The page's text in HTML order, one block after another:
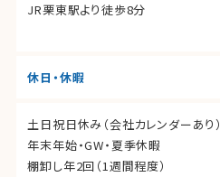
JR栗東駅より徒歩8分
休日・休暇
土日祝日休み（会社カレンダーあり）
年末年始・GW・夏季休暇
棚卸し年2回（1週間程度）